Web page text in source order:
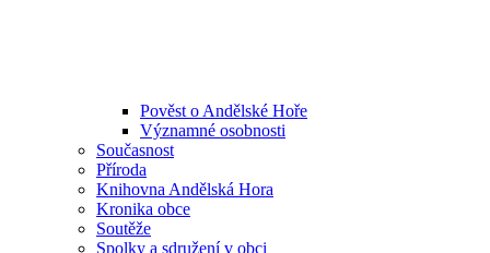
Pověst o Andělské Hoře
Významné osobnosti
Současnost
Příroda
Knihovna Andělská Hora
Kronika obce
Soutěže
Spolky a sdružení v obci